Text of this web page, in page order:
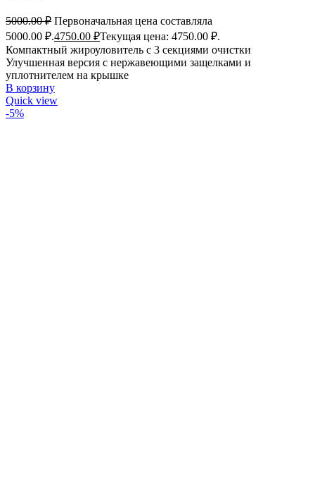
5000.00₽ Первоначальная цена составляла
5000.00 ₽.4750.00 ₽Текущая цена: 4750.00 ₽.
Компактный жироуловитель с 3 секциями очистки
Улучшенная версия с нержавеющими защелками и
уплотнителем на крышке
В корзину
Quick view
-5%